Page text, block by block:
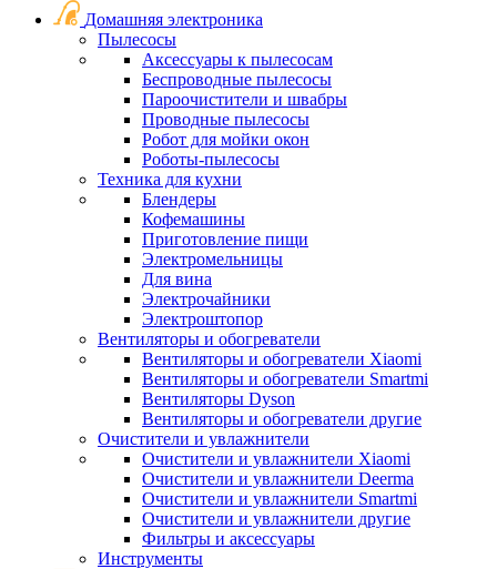
Домашняя электроника
Пылесосы
Аксессуары к пылесосам
Беспроводные пылесосы
Пароочистители и швабры
Проводные пылесосы
Робот для мойки окон
Роботы-пылесосы
Техника для кухни
Блендеры
Кофемашины
Приготовление пищи
Электромельницы
Для вина
Электрочайники
Электроштопор
Вентиляторы и обогреватели
Вентиляторы и обогреватели Xiaomi
Вентиляторы и обогреватели Smartmi
Вентиляторы Dyson
Вентиляторы и обогреватели другие
Очистители и увлажнители
Очистители и увлажнители Xiaomi
Очистители и увлажнители Deerma
Очистители и увлажнители Smartmi
Очистители и увлажнители другие
Фильтры и аксессуары
Инструменты